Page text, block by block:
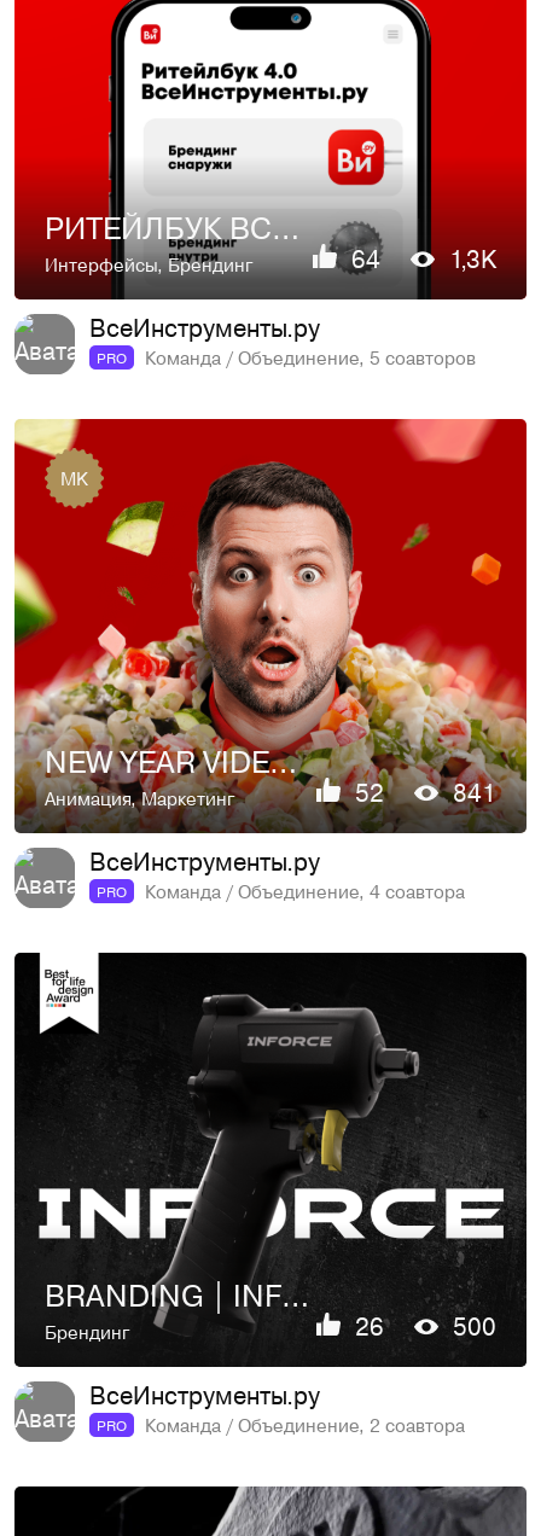
РИТЕЙЛБУК ВСЕИНСТРУМЕНТЫ.РУ | RETAIL SYSTEM | VI.RU |
Интерфейсы,Брендинг 64
1,3K
ВсеИнструменты.ру
PRO Команда / Объединение, 5 соавторов
MK
NEW YEAR VIDEO | OLIVIE MACHINE | VI.RU
Анимация,Маркетинг 52
841
ВсеИнструменты.ру
PRO Команда / Объединение, 4 соавтора
BRANDING | INFORCE | VI.RU
Брендинг 26
500
ВсеИнструменты.ру
PRO Команда / Объединение, 2 соавтора